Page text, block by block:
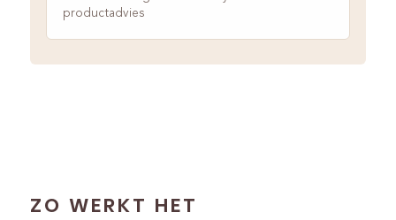
productadvies
ZO WERKT HET